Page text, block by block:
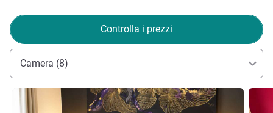
Controlla i prezzi
Camera (8)
Visualizza dettagli